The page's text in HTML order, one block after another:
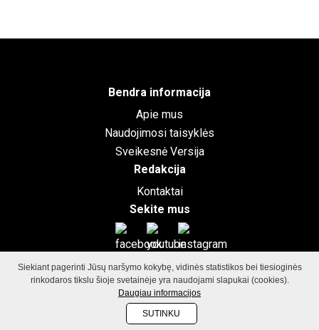
Bendra informacija
Apie mus
Naudojimosi taisyklės
Sveikesnė Versija
Redakcija
Kontaktai
Sekite mus
©2026GamtosGrozioFormule.ltVisos teisės saugomos.Svetainių
kūrimas: Vilniaus dizaino biuras
Siekiant pagerinti Jūsų naršymo kokybę, vidinės statistikos bei tiesioginės
rinkodaros tikslu šioje svetainėje yra naudojami slapukai (cookies).
Daugiau informacijos
SUTINKU